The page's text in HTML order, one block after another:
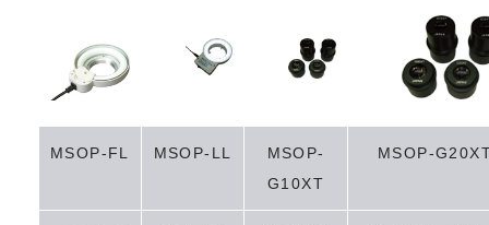
MSOP-FL MSOP-LL
MSOP-
G10XT
MSOP-